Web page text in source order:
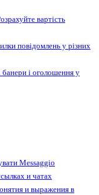
вартість
повідомлень у різних
банери і оголошення у
Messaggio
и чатах
и выражения в